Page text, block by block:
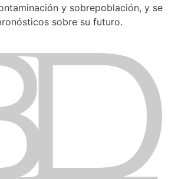
y sobrepoblación, y se
sobre su futuro.